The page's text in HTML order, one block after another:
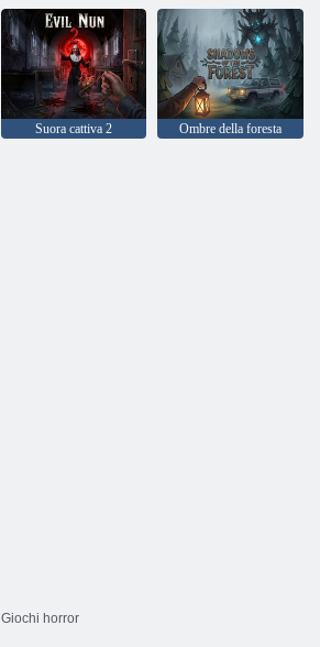
Suora cattiva 2 Ombre della foresta
Giochi horror